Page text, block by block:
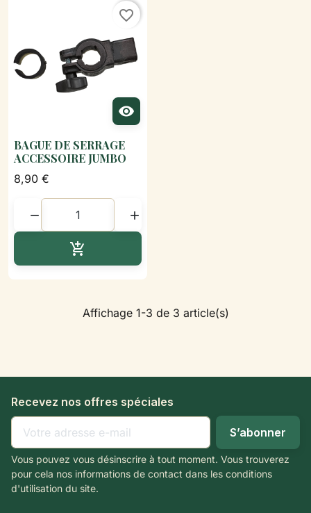

favorite_border
BAGUE DE SERRAGE
ACCESSOIRE JUMBO
8,90 €
 

Affichage 1-3 de 3 article(s)
Recevez nos offres spéciales
Vous pouvez vous désinscrire à tout moment. Vous trouverez
pour cela nos informations de contact dans les conditions
d'utilisation du site.